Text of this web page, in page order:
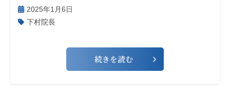
2025年1月6日
下村院長
続きを読む